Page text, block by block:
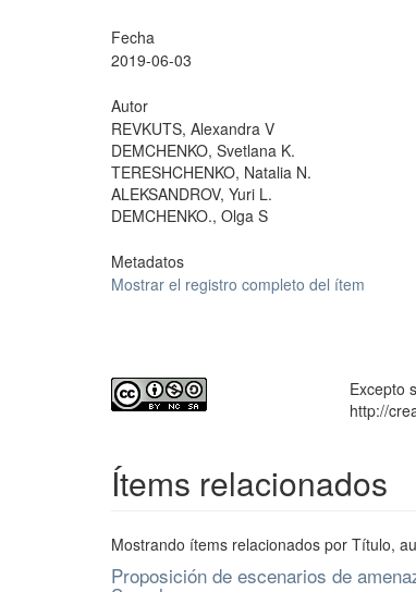
Fecha
2019-06-03
Autor
REVKUTS, Alexandra V
DEMCHENKO, Svetlana K.
TERESHCHENKO, Natalia N.
ALEKSANDROV, Yuri L.
DEMCHENKO., Olga S
Metadatos
Mostrar el registro completo del ítem
Excepto
http://
Ítems relacionados
Mostrando ítems relacionados por Título,
Proposición de escenarios de